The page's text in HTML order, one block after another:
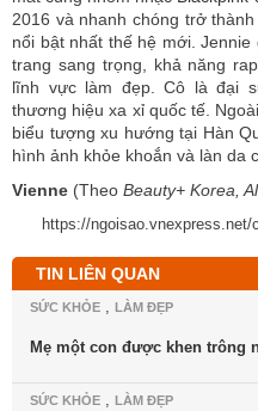
2016 và nhanh chóng trở
nổi bật nhất thế hệ mới.
trang sang trọng, khả năng
lĩnh vực làm đẹp. Cô là đại
thương hiệu xa xỉ quốc tế.
biểu tượng xu hướng tại Hàn
hình ảnh khỏe khoắn và làn da
Vienne (Theo Beauty+ Korea,
https://ngoisao.vnexpress.net/
TIN LIÊN QUAN
SỨC KHỎE , LÀM ĐẸP
Mẹ một con được khen trông
SỨC KHỎE , LÀM ĐẸP